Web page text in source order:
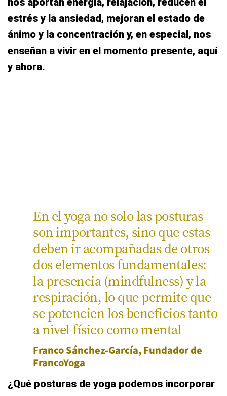
estrés y la ansiedad, mejoran el estado de
ánimo y la concentración y, en especial, nos
enseñan a vivir en el momento presente, aquí
y ahora.
En el yoga no solo las posturas
son importantes, sino que estas
deben ir acompañadas de otros
dos elementos fundamentales:
la presencia (mindfulness) y la
respiración, lo que permite que
se potencien los beneficios tanto
a nivel físico como mental
Franco Sánchez-García, Fundador de
FrancoYoga
¿Qué posturas de yoga podemos incorporar